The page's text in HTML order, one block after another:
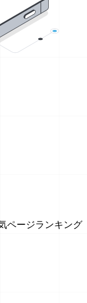
ページランキング